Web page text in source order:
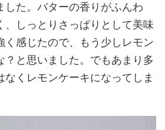
した。バターの香りがふんわ
、しっとりさっぱりとして美味
く感じたので、もう少しレモン
？と思いました。でもあまり多
なくレモンケーキになってしま